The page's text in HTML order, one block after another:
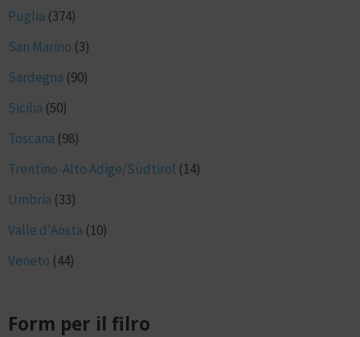
Puglia (374)
San Marino (3)
Sardegna (90)
Sicilia (50)
Toscana (98)
Trentino-Alto Adige/Südtirol (14)
Umbria (33)
Valle d'Aosta (10)
Veneto (44)
Form per il filro